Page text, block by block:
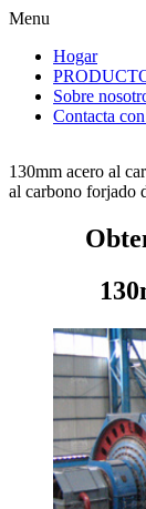
Menu
Hogar
Sobre
Contacta
130mm acero al
al carbono forjado